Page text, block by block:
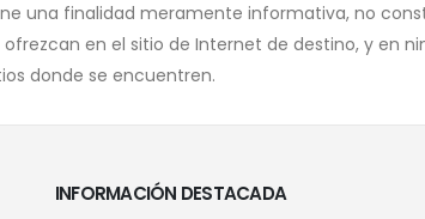
una finalidad meramente informativa, no
en el sitio de Internet de destino, y en
donde se encuentren.
INFORMACIÓN DESTACADA